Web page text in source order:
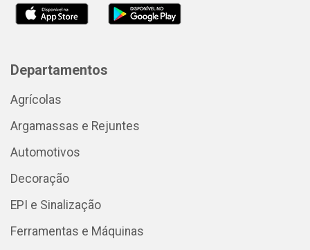
Departamentos
Agrícolas
Argamassas e Rejuntes
Automotivos
Decoração
EPI e Sinalização
Ferramentas e Máquinas